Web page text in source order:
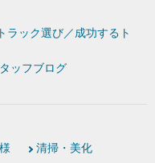
ラック選び／成功するト
ッフブログ
清掃・美化